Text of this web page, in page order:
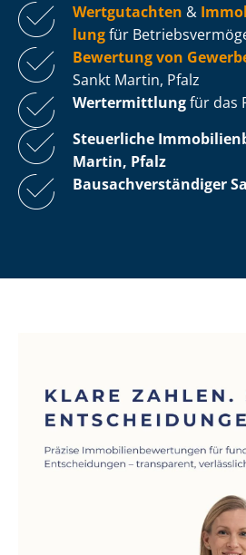
Wertgutachten &
lungfür
Bewertung von
Sankt Martin, Pfalz
Wertermittlungfür das
Steuerliche
Martin, Pfalz
Bau­sach­ver­stän­di­ger